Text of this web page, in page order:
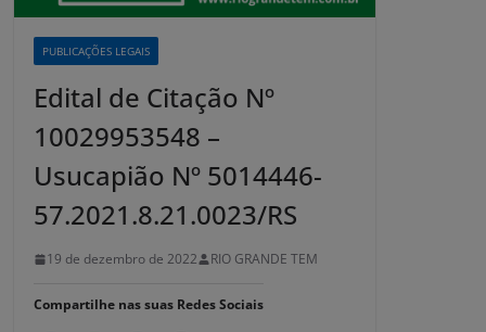
PUBLICAÇÕES LEGAIS
Edital de Citação Nº
10029953548 –
Usucapião Nº 5014446-
57.2021.8.21.0023/RS
19 de dezembro de 2022 RIO GRANDE TEM
Compartilhe nas suas Redes Sociais